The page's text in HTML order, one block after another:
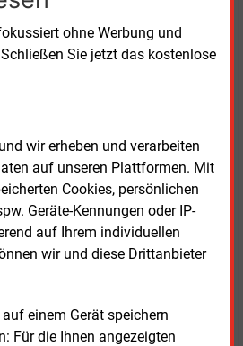
ohne Werbung und
Sie jetzt das kostenlose
wir erheben und verarbeiten
auf unseren Plattformen. Mit
Cookies, persönlichen
Geräte-Kennungen oder IP-
auf Ihrem individuellen
wir und diese Drittanbieter
einem Gerät speichern
Für die Ihnen angezeigten
Unsicherheit endet, ist eine
die Gemeinden“, so
Schneucker aus Binzen.
auch „ein gemeinsames
Mitteilung der beiden
heißt. Beide Unternehmen
und auf einen konstruktiven
zu setzen. Das Wohl
die Leitlinie.
Uhr